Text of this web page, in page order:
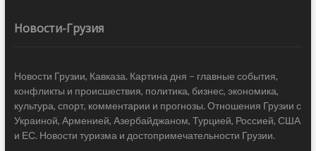
Новости-Грузия
Новости Грузии, Кавказа. Картина дня – главные события,
конфликты и происшествия, политика, бизнес, экономика,
культура, спорт, комментарии и прогнозы. Отношения Грузии с
Украиной, Арменией, Азербайджаном, Турцией, Россией, США
и ЕС. Новости туризма и достопримечательности Грузии.